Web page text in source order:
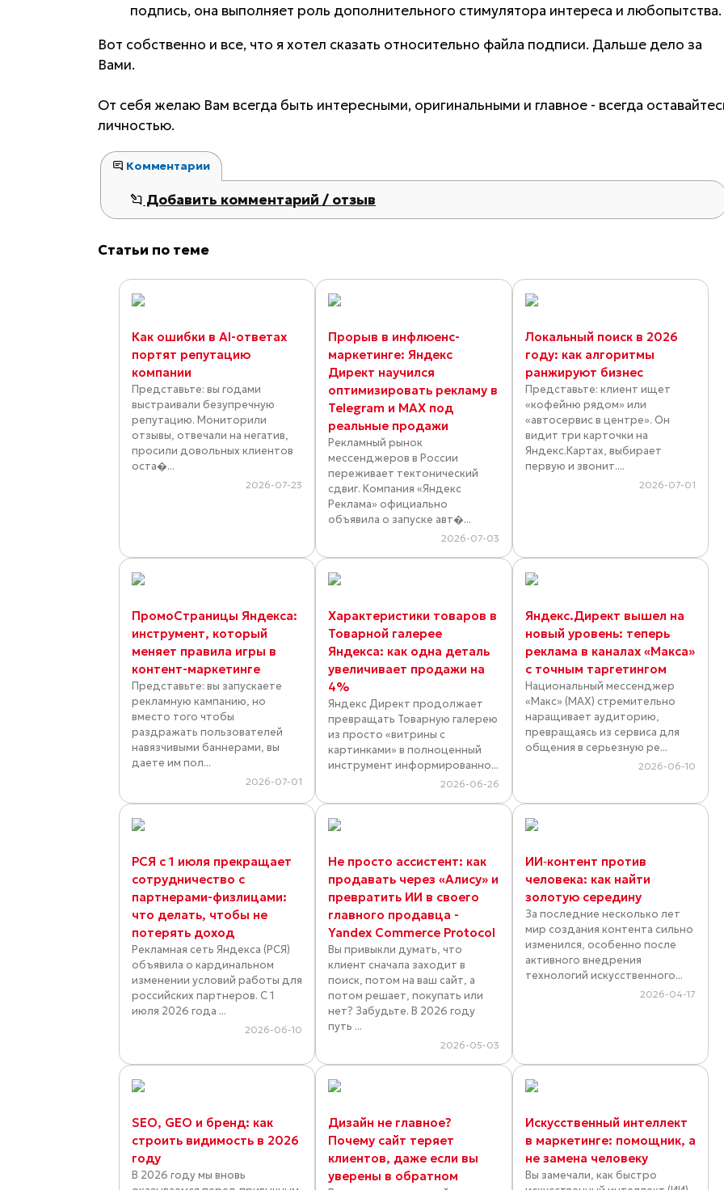
подпись, она выполняет роль дополнительного стимулятора интереса и любопытства.
Вот собственно и все, что я хотел сказать относительно файла подписи. Дальше дело за
Вами.
От себя желаю Вам всегда быть интересными, оригинальными и главное - всегда
личностью.
Комментарии
Добавить комментарий / отзыв
Статьи по теме
Как ошибки в AI-ответах
портят репутацию
компании
Представьте: вы годами
выстраивали безупречную
репутацию. Мониторили
отзывы, отвечали на негатив,
просили довольных клиентов
оста�...
2026-07-23
Прорыв в инфлюенс-
маркетинге: Яндекс
Директ научился
оптимизировать рекламу в
Telegram и MAX под
реальные продажи
Рекламный рынок
мессенджеров в России
переживает тектонический
сдвиг. Компания «Яндекс
Реклама» официально
объявила о запуске авт�...
2026-07-03
Локальный поиск в 2026
году: как алгоритмы
ранжируют бизнес
Представьте: клиент ищет
«кофейню рядом» или
«автосервис в центре». Он
видит три карточки на
Яндекс.Картах, выбирает
первую и звонит....
2026-07-01
ПромоСтраницы Яндекса:
инструмент, который
меняет правила игры в
контент-маркетинге
Представьте: вы запускаете
рекламную кампанию, но
вместо того чтобы
раздражать пользователей
навязчивыми баннерами, вы
даете им пол...
2026-07-01
Характеристики товаров в
Товарной галерее
Яндекса: как одна деталь
увеличивает продажи на
4%
Яндекс Директ продолжает
превращать Товарную галерею
из просто «витрины с
картинками» в полноценный
инструмент информированно...
2026-06-26
Яндекс.Директ вышел на
новый уровень: теперь
реклама в каналах «Макса»
с точным таргетингом
Национальный мессенджер
«Макс» (MAX) стремительно
наращивает аудиторию,
превращаясь из сервиса для
общения в серьезную ре...
2026-06-10
РСЯ с 1 июля прекращает
сотрудничество с
партнерами-физлицами:
что делать, чтобы не
потерять доход
Рекламная сеть Яндекса (РСЯ)
объявила о кардинальном
изменении условий работы для
российских партнеров. С 1
июля 2026 года ...
2026-06-10
Не просто ассистент: как
продавать через «Алису» и
превратить ИИ в своего
главного продавца -
Yandex Commerce Protocol
Вы привыкли думать, что
клиент сначала заходит в
поиск, потом на ваш сайт, а
потом решает, покупать или
нет? Забудьте. В 2026 году
путь ...
2026-05-03
ИИ‑контент против
человека: как найти
золотую середину
За последние несколько лет
мир создания контента сильно
изменился, особенно после
активного внедрения
технологий искусственного...
2026-04-17
SEO, GEO и бренд: как
строить видимость в 2026
году
В 2026 году мы вновь
Дизайн не главное?
Почему сайт теряет
клиентов, даже если вы
уверены в обратном
Искусственный интеллект
в маркетинге: помощник, а
не замена человеку
Вы замечали, как быстро